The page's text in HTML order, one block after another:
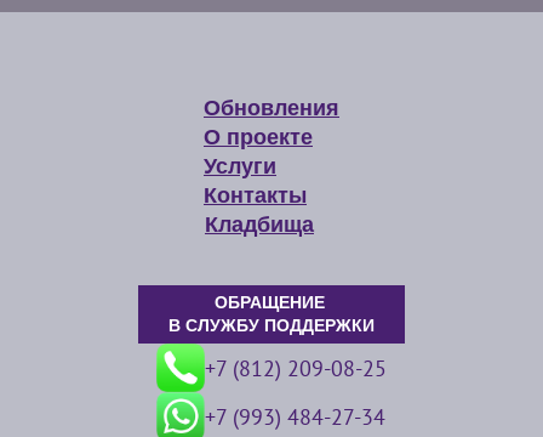
Обновления
О проекте
Услуги
Контакты
Кладбища
ОБРАЩЕНИЕ
В СЛУЖБУ ПОДДЕРЖКИ
+7 (812) 209-08-25
+7 (993) 484-27-34